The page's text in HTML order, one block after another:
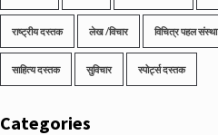
राष्ट्रीय दस्तक लेख /विचार विचित्र पहल संस्था
साहित्य दस्तक सुविचार स्पोर्ट्स दस्तक
Categories